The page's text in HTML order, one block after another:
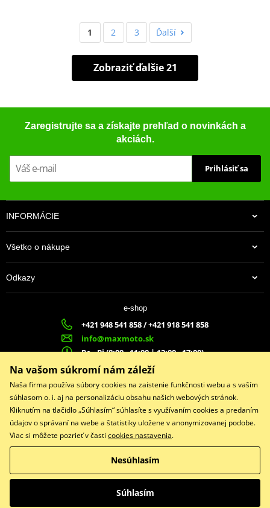
1 2 3 Ďalší
Zobraziť ďalšie 21
Zaregistrujte sa a získajte prehľad o novinkách a
akciách.
Prihlásiť sa
INFORMÁCIE
Všetko o nákupe
Odkazy
e-shop
+421 948 541 858 / +421 918 541 858
info@maxmoto.sk
Po - Pi (8:00 - 11:00 | 12:00 - 17:00)
MAX
MOTO s.r.o.
Slovenských dobrovoľníkov 1439
022 01 Čadca
Facebook
Copyright © 2026 www.maxmotoshop.sk
Všetky práva vyhradené
Prepnúť na klasickú verziu
Na vašom súkromí nám záleží
Naša firma používa súbory cookies na zaistenie funkčnosti webu a s vaším
súhlasom o. i. aj na personalizáciu obsahu našich webových stránok.
Kliknutím na tlačidlo „Súhlasím“ súhlasíte s využívaním cookies a predaním
údajov o správaní na webe a štatistiky uložene v anonymizovanej podobe.
Viac si môžete pozrieť v časti cookies nastavenia.
Nesúhlasím
Súhlasím